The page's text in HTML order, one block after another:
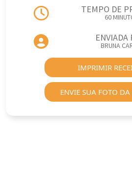
TEMPO DE
60
ENVIADA
BRUNA
IMPRIMIR
ENVIE SUA FOTO DA